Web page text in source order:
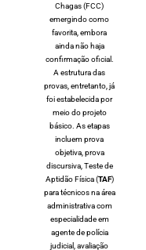
Chagas (FCC)
emergindo como
favorita, embora
ainda não haja
confirmação oficial.
A estrutura das
provas, entretanto, já
foi estabelecida por
meio do projeto
básico. As etapas
incluem prova
objetiva, prova
discursiva, Teste de
Aptidão Física (TAF)
para técnicos na área
administrativa com
especialidade em
agente de polícia
judicial, avaliação